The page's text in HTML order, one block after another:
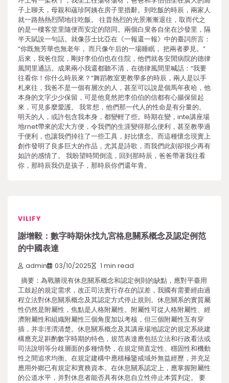
子上聊天，母親和蘊珍阿姨在房子里措辭。到吃飯的時辰，兩家人
就一路熱熱烈鬧地往吃飯。 往昔熱烈的光景漸漸退往，取而代之
的是一樓客堂里隨便而安定的陪同。兩個白叟各自坐在沙發里，隔
半天賦說一句話。就像莎士比亞在《一報還一報》中的臺詞所言：
“你既無芳華也無老年， 而只像午后的一場睡眠， 把兩者夢見。”
后來，我爸住院，剛好李伯伯也在住院，他們就各安閒病院的德律
風間里通話。成果兩小我還都聽不清，在德律風間里喊話：“我要
往看你！你什么時辰來？”舞蹈教室更教學多的時辰，兩人是以手
札來往，我爸不是一個有層次的人，甚至可以說是個馬年夜哈，他
本身的文字少少保留，可是他竟然把李伯伯的信都有心腸保留起
來，可見多麼愛護。 我常想，他們那一代人的性命是有分量的。
明天的人，或許包含我本身，都變輕了些。時期在變，inte講座場
地rnet帶來的宏大方便，令我們的生涯變得那么便利，甚至教學過
于便利，也讓我們掉往了一些工具，好比懷念。而這種懷念現實上
創作發明了良多巨大的作品，尤其是詩歌，而我們此刻卻很少再有
如許的感情了。 我盼望時間倒流，回到那時辰，爸爸帶著我往看
你，那時辰我仍是孩子，那時辰你們還年青。
VILIFY
謝增毅：數字時期休找九宮格息關系概念及認定例范
的中國表達
admin 03/10/2025 1 min read
摘要：為戰勝現有休息關系概念和認定例則的缺點，應對平臺用
工鼓起的規定需求，改正司法實行存在的誤差，我國有需要經由過
程立法對休息關系概念及其認定方式停止規則。休息關系的實質屬
性仍然是附屬性，焦點是人格附屬性。附屬性可從人格附屬性、經
濟附屬性和組織附屬性三個角度加以考核，但三個附屬性互有穿
插，并非涇渭清楚。休息關系概念及其講座場地認定的規定系統建
構應充足斟酌數字時期的特色，規范表達應包括立法和行政看法或
司法說明等分歧層面的多種情勢，在規定簡直定性、穩固性和機動
性之間追求均衡。在規定建構中應積極鑒戒域外無益經歷，并充足
應用外鄉已有規定和實務資本。在休息關系認定上，應掌握附屬性
的公道水平，并對休息者能否具有休息自立性停止本質判定。 要